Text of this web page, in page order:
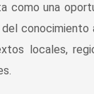
como una
locales,